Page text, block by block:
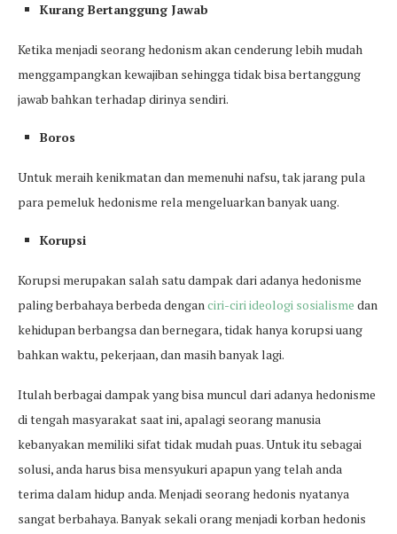
Kurang Bertanggung Jawab
Ketika menjadi seorang hedonism akan cenderung lebih mudah
menggampangkan kewajiban sehingga tidak bisa bertanggung
jawab bahkan terhadap dirinya sendiri.
Boros
Untuk meraih kenikmatan dan memenuhi nafsu, tak jarang pula
para pemeluk hedonisme rela mengeluarkan banyak uang.
Korupsi
Korupsi merupakan salah satu dampak dari adanya hedonisme
paling berbahaya berbeda denganciri-ciri ideologi sosialisme dan
kehidupan berbangsa dan bernegara, tidak hanya korupsi uang
bahkan waktu, pekerjaan, dan masih banyak lagi.
Itulah berbagai dampak yang bisa muncul dari adanya hedonisme
di tengah masyarakat saat ini, apalagi seorang manusia
kebanyakan memiliki sifat tidak mudah puas. Untuk itu sebagai
solusi, anda harus bisa mensyukuri apapun yang telah anda
terima dalam hidup anda. Menjadi seorang hedonis nyatanya
sangat berbahaya. Banyak sekali orang menjadi korban hedonis